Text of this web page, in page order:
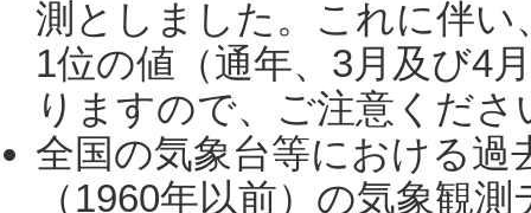
測としました。これに伴い
1位の値（通年、3月及び4
りますので、ご注意くだ
全国の気象台等における過
（1960年以前）の気象観